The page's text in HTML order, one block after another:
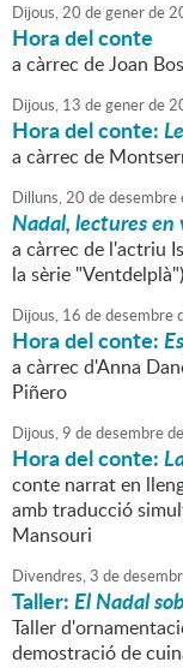
Dijous,20 degenerde
Hora del conte
a càrrec de Joan
Dijous, 13 degenerde
Hora del conte:
a càrrec de
Dilluns,20 dedesembre
Nadal, lectures en
a càrrec de l'actriu
la sèrie "Ventdelplà")
Dijous, 16 dedesembre
Hora del conte:
a càrrec d'Anna
Piñero
Dijous,9 dedesembrede
Hora del conte:
conte narrat en
amb traducció
Mansouri
Divendres,3 de
Taller:El Nadal
Taller
demostració de